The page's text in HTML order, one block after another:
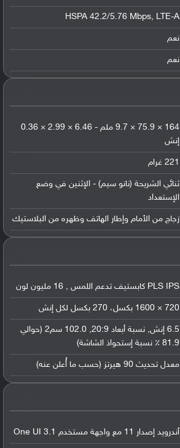
HSPA 42.2/5.76 Mbps, LTE-A
نعم
نعم
164 × 75.9 × 9.7 ملم - 6.46 × 2.99 × 0.36
إنش
221 غرام
ثنائي الشريحة (نانو سيم) - الإثنين في وضع
الإستعداد
زجاج من الأمام وإطار الهاتف وظهره من البلاستيك
PLS IPS كابستيف تدعم اللمس , 16 مليون لون
720 × 1600 بكسل، 270 بكسل لكل إنش
6.5 إنش, نسبة أبعاد 20:9, 102.0 سم2 (حوالي
81.9 ٪ نسبة إستحواذ الشاشة)
معدل تحديث 90 هيرتز (حسب ما أُعلن عنه)
أندرويد إصدار 11 مع واجهة مستخدم One UI 3.1